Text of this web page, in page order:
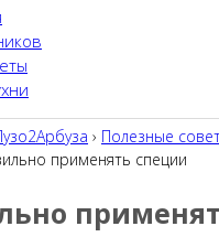
› Полезные
применять специи